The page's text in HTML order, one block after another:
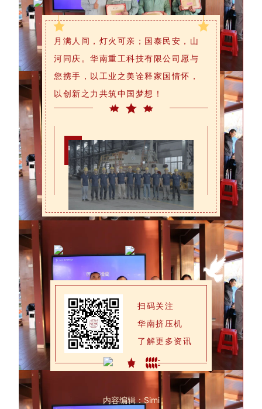
月满人间，灯火可亲；国泰民安，山
河同庆。华南重工科技有限公司愿与
您携手，以工业之美诠释家国情怀，
以创新之力共筑中国梦想！
扫码关注
华南挤压机
了解更多资讯
内容编辑：Simi